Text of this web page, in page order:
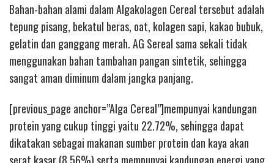
Bahan-bahan alami dalam Algakolagen Cereal tersebut adalah
tepung pisang, bekatul beras, oat, kolagen sapi, kakao bubuk,
gelatin dan ganggang merah. AG Sereal sama sekali tidak
menggunakan bahan tambahan pangan sintetik, sehingga
sangat aman diminum dalam jangka panjang.
[previous_page anchor=”Alga Cereal”]mempunyai kandungan
protein yang cukup tinggi yaitu 22.72%, sehingga dapat
dikatakan sebagai makanan sumber protein dan kaya akan